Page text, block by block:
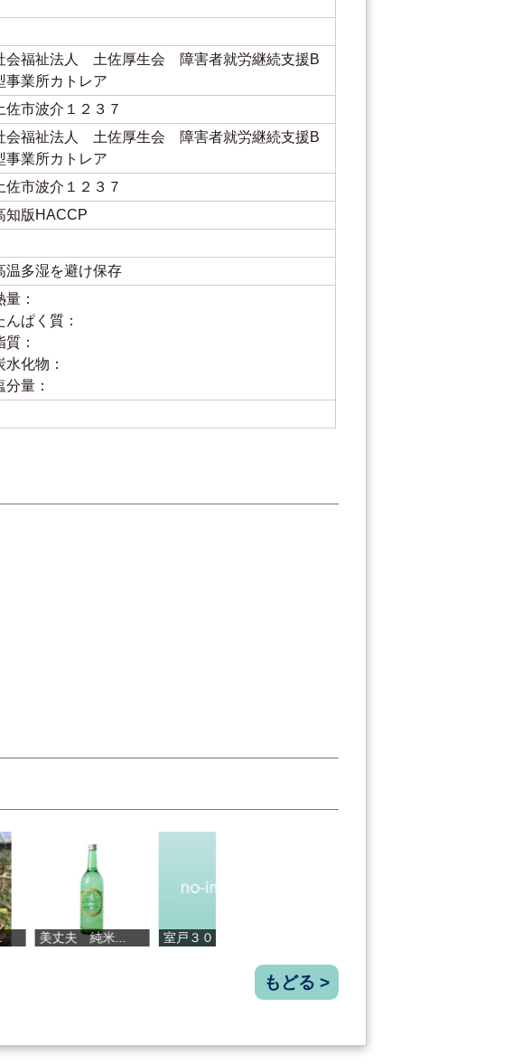
会福祉法人 土佐厚生会 障害者就労継続支援B
事業所カトレア
佐市波介１２３７
会福祉法人 土佐厚生会 障害者就労継続支援B
事業所カトレア
佐市波介１２３７
知版HACCP
温多湿を避け保存
量：
んぱく質：
質：
水化物：
分量：
夫 純米... 室戸３０１バ...
もどる >